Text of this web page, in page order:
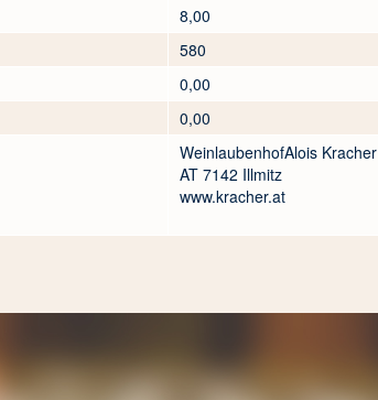
8,00
580
0,00
0,00
WeinlaubenhofAlois Kracher
AT 7142 Illmitz
www.kracher.at